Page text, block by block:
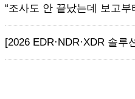
“조사도 안 끝났는데 보고
[2026 EDR·NDR·XDR 솔루